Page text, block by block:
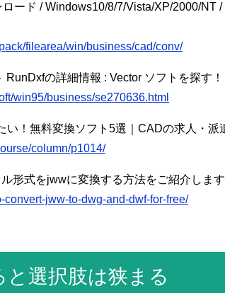
ード / Windows10/8/7/Vista/XP/2000/NT
filearea/win/business/cad/conv/
の詳細情報 : Vector ソフトを探す！
win95/business/se270636.html
い！無料変換ソフト5選｜CADの求人・派
column/p1014/
形式をjwwに変換する方法をご紹介しま
convert-jww-to-dwg-and-dwf-for-free/
選択肢は狭まる